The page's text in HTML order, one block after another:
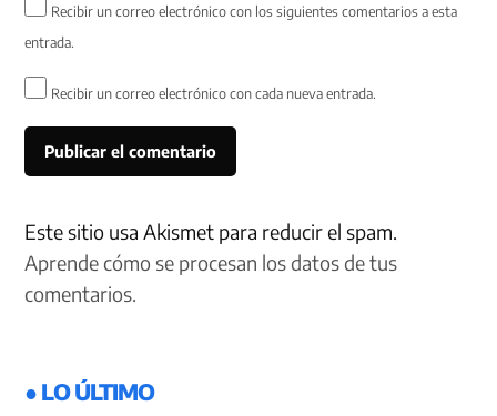
Recibir un correo electrónico con los siguientes comentarios a esta
entrada.
Recibir un correo electrónico con cada nueva entrada.
Este sitio usa Akismet para reducir el spam.
Aprende cómo se procesan los datos de tus
comentarios.
● LO ÚLTIMO